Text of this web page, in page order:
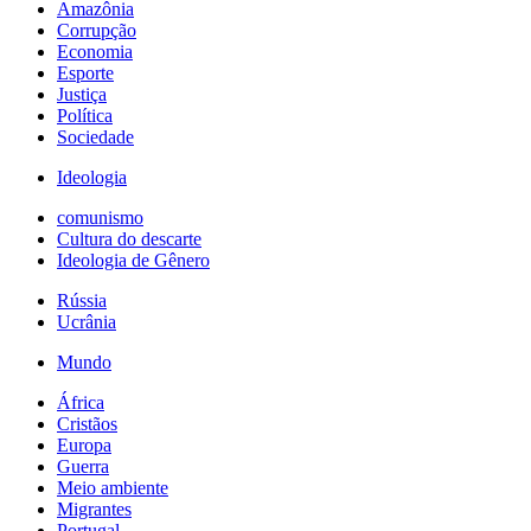
Amazônia
Corrupção
Economia
Esporte
Justiça
Política
Sociedade
Ideologia
comunismo
Cultura do descarte
Ideologia de Gênero
Rússia
Ucrânia
Mundo
África
Cristãos
Europa
Guerra
Meio ambiente
Migrantes